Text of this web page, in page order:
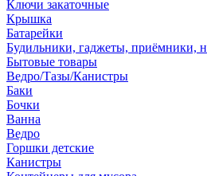
Ключи закаточные
Крышка
Батарейки
Будильники, гаджеты, приёмники,
Бытовые товары
Ведро/Тазы/Канистры
Баки
Бочки
Ванна
Ведро
Горшки детские
Канистры